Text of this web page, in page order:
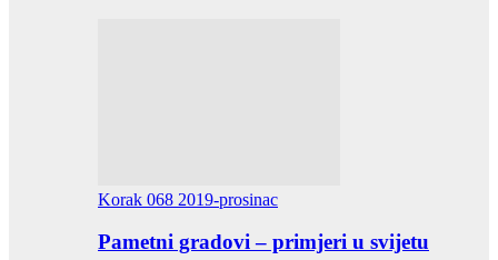
Korak 068 2019-prosinac
Pametni gradovi – primjeri u svijetu